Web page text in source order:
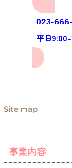
023-
平日9:00-
Site map
事業内容